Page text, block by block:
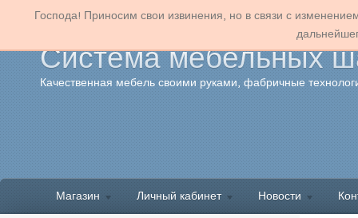
Система мебельных
Качественная мебель своими руками, фабричные
Магазин Личный кабинет Новости
Господа! Приносим свои извинения, но в связи с